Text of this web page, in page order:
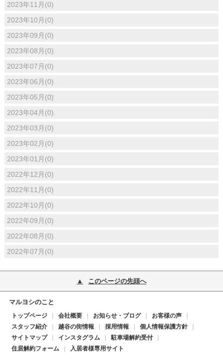
2023年11月(0)
2023年10月(0)
2023年09月(0)
2023年08月(0)
2023年07月(0)
2023年06月(0)
2023年05月(0)
2023年04月(0)
2023年03月(0)
2023年02月(0)
2023年01月(0)
2022年12月(0)
2022年11月(0)
2022年10月(0)
2022年09月(0)
2022年08月(0)
2022年07月(0)
このページの先頭へ
マルヨシのこと
トップページ 会社概要 お知らせ・ブログ
お客様の声
スタッフ紹介
越谷の街情報 採用情報
個人情報保護方針
サイトマップ
インスタグラム
駐車場解約受付
住居解約フォーム
入居者様専用サイト